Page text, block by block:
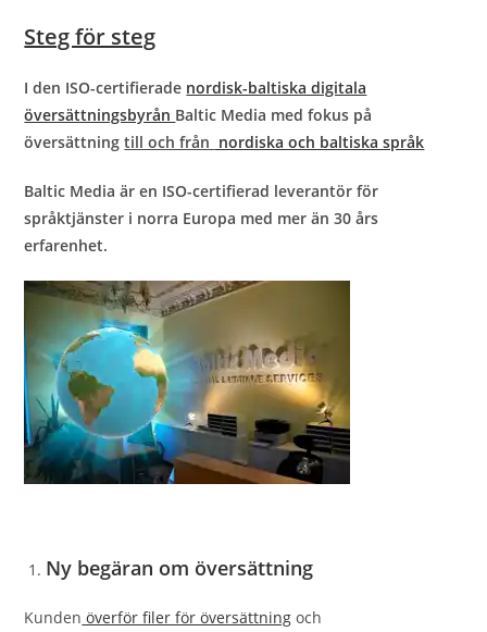
Steg för steg
I den ISO-certifierade nordisk-baltiska digitala
översättningsbyrån Baltic Media med fokus på
översättningtill och från nordiska och baltiska språk
Baltic Media är en ISO-certifierad leverantör för
språktjänster i norra Europa med mer än 30 års
erfarenhet.
Ny begäran om översättning
Kunden överför filer för översättning och